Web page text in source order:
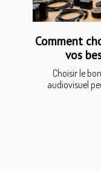
Comment
vos
Choisir le
audiovisuel